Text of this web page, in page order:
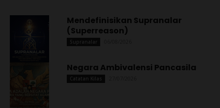
Mendefinisikan Supranalar
(Superreason)
Supranalar
Negara Ambivalensi Pancasila
Catatan Kilas